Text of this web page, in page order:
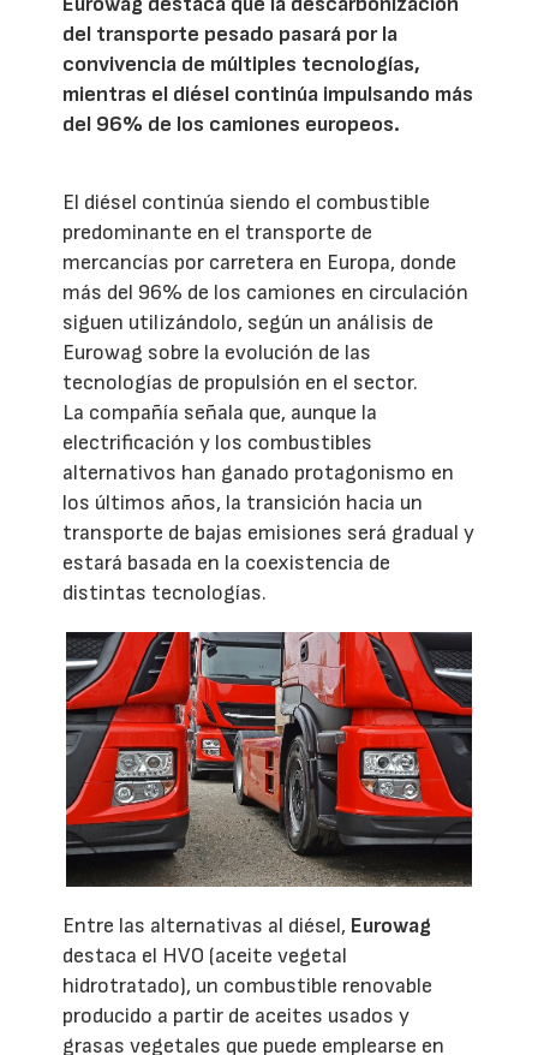
del transporte pesado pasará por la
convivencia de múltiples tecnologías,
mientras el diésel continúa impulsando más
del 96% de los camiones europeos.
El diésel continúa siendo el combustible
predominante en el transporte de
mercancías por carretera en Europa, donde
más del 96% de los camiones en circulación
siguen utilizándolo, según un análisis de
Eurowag sobre la evolución de las
tecnologías de propulsión en el sector.
La compañía señala que, aunque la
electrificación y los combustibles
alternativos han ganado protagonismo en
los últimos años, la transición hacia un
transporte de bajas emisiones será gradual y
estará basada en la coexistencia de
distintas tecnologías.
Entre las alternativas al diésel, Eurowag
destaca el HVO (aceite vegetal
hidrotratado), un combustible renovable
producido a partir de aceites usados y
grasas vegetales que puede emplearse en